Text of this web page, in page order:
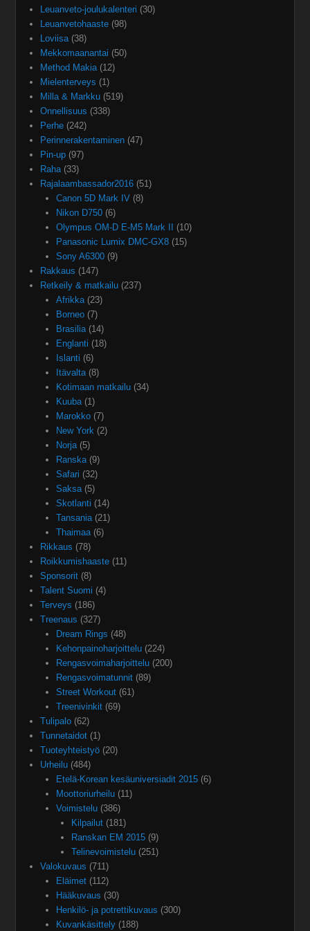
Leuanveto-joulukalenteri (30)
Leuanvetohaaste (98)
Loviisa(38)
Mekkomaanantai (50)
Method Makia(12)
Mielenterveys (1)
Milla & Markku (519)
Onnellisuus (338)
Perhe (242)
Perinnerakentaminen (47)
Pin-up (97)
Raha(33)
Rajalaambassador2016 (51)
Canon 5D Mark IV(8)
Nikon D750(6)
Olympus OM-D E-M5 Mark II
(10)
Panasonic Lumix DMC-GX8(15)
Sony A6300(9)
Rakkaus (147)
Retkeily & matkailu (237)
Afrikka(23)
Borneo(7)
Brasilia(14)
Englanti (18)
Islanti (6)
Itävalta(8)
Kotimaan matkailu(34)
Kuuba(1)
Marokko(7)
New York(2)
Norja(5)
Ranska(9)
Safari (32)
Saksa(5)
Skotlanti (14)
Tansania(21)
Thaimaa(6)
Rikkaus (78)
Roikkumishaaste (11)
Sponsorit (8)
Talent Suomi (4)
Terveys (186)
Treenaus (327)
Dream Rings (48)
Kehonpainoharjoittelu(224)
Rengasvoimaharjoittelu(200)
Rengasvoimatunnit(89)
Street Workout(61)
Treenivinkit(69)
Tulipalo (62)
Tunnetaidot (1)
Tuoteyhteistyö (20)
Urheilu (484)
Etelä-Korean kesäuniversiadit 2015(6)
Moottoriurheilu(11)
Voimistelu(386)
Kilpailut (181)
Ranskan EM 2015 (9)
Telinevoimistelu (251)
Valokuvaus (711)
Eläimet(112)
Hääkuvaus (30)
Henkilö- ja potrettikuvaus (300)
Kuvankäsittely(188)